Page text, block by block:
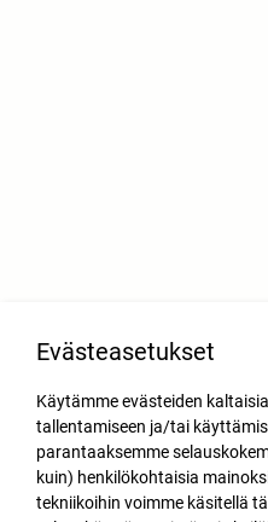
Evästeasetukset
Käytämme evästeiden
tallentamiseen ja/tai
parantaaksemme
kuin) henkilökohtaisia
tekniikoihin voimme käsitellä